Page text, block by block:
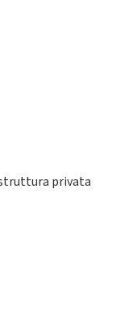
privata